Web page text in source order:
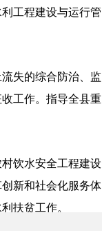
工程建设与运行管
失的综合防治、监
工作。指导全县重
饮水安全工程建设
新和社会化服务体
扶贫工作。